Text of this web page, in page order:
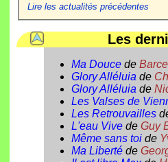
Lire les actualités précédentes
Les
Ma Douce de
Glory Alléluia de
Glory Alléluia de
Les Valses de
Les Retrouvailles
L'eau Vive de Guy
Même sans toi de
Ma Liberté de